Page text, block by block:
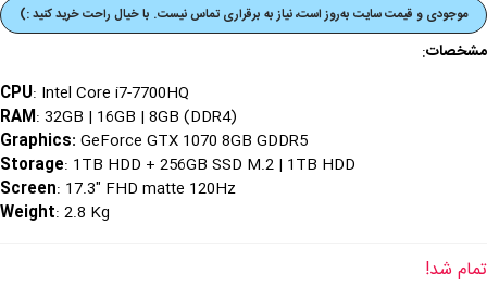
موجودی و قیمت‌ سایت به‌روز است، نیاز به برقراری تماس نیست. با خیال راحت خرید کنید :)
مشخصات:
CPU: Intel Core i7-7700HQ
RAM: 32GB | 16GB | 8GB (DDR4)
Graphics: GeForce GTX 1070 8GB GDDR5
Storage: 1TB HDD + 256GB SSD M.2 | 1TB HDD
Screen: 17.3" FHD matte 120Hz
Weight: 2.8 Kg
تمام شد!